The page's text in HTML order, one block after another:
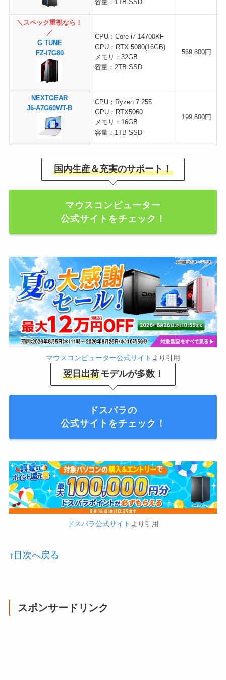
容量：1TB SSD
＼スペック重視なら！
／
G TUNE
FZ-I7G80
CPU：Core i7 14700KF
GPU：RTX 5080(16GB)
メモリ：32GB
容量：2TB SSD
569,800円
NEXTGEAR
J6-A7G60WT-B
CPU：Ryzen 7 255
GPU：RTX5060
メモリ：16GB
容量：1TB SSD
199,800円
国内生産＆充実のサポート！
マウスコンピューター
公式サイトをチェック！
マウスコンピューター公式サイト より引用
翌日出荷モデルが多数！
ドスパラの
公式サイトをチェック！
ドスパラ公式サイト より引用
↑目次へ戻る
スポンサードリンク